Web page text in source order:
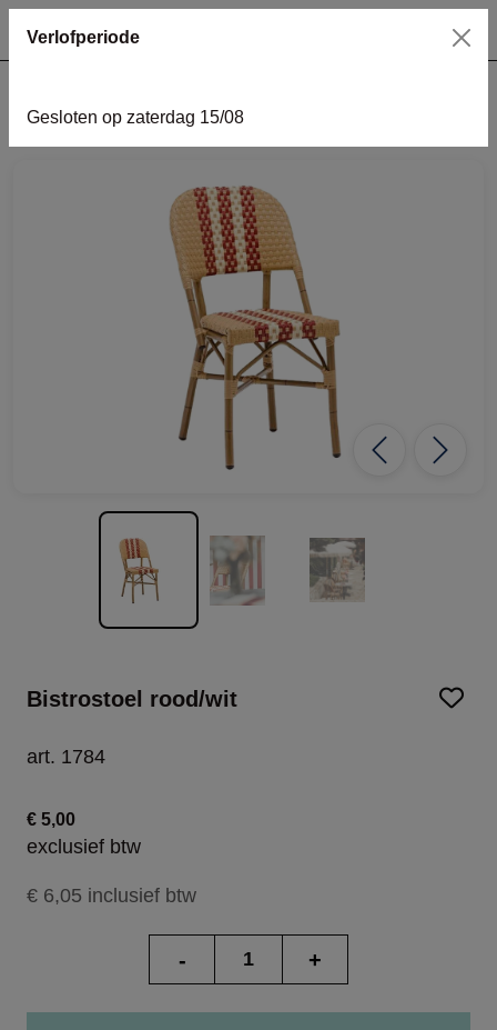
home meubilair stoel Bistrostoel rood/wit
PreviousNext
Bistrostoel rood/wit
art. 1784
€ 5,00
exclusief btw
€ 6,05 inclusief btw
- +
Verlofperiode
Gesloten op zaterdag 15/08